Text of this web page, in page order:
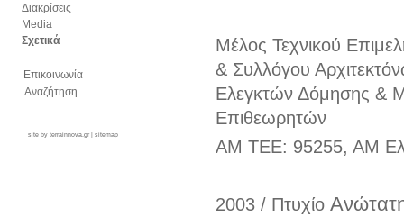
Διακρίσεις
Media
Σχετικά
Επικοινωνία
Αναζήτηση
site by terrainnova.gr sitemap
Μέλος Τεχνικού
& Συλλόγου
Ελεγκτών Δόμησης &
Επιθεωρητών
ΑΜ ΤΕΕ: 95255, ΑΜ
2003 / Πτυχίο